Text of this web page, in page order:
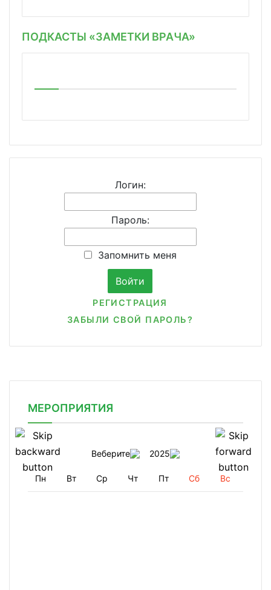
ПОДКАСТЫ «ЗАМЕТКИ ВРАЧА»
Логин:
Пароль:
Запомнить меня
РЕГИСТРАЦИЯ
ЗАБЫЛИ СВОЙ ПАРОЛЬ?
МЕРОПРИЯТИЯ
Веберите 2025
Пн Вт Ср Чт Пт Сб Вс